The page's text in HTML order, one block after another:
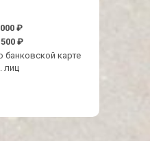
₽
500 ₽
карте
лиц